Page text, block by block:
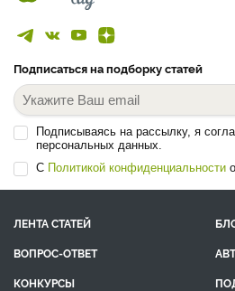
Подписаться на подборку статей
Подписываясь на рассылку, я
персональных данных.
С Политикой конфиденциальности
ЛЕНТА СТАТЕЙ
ВОПРОС-ОТВЕТ
КОНКУРСЫ